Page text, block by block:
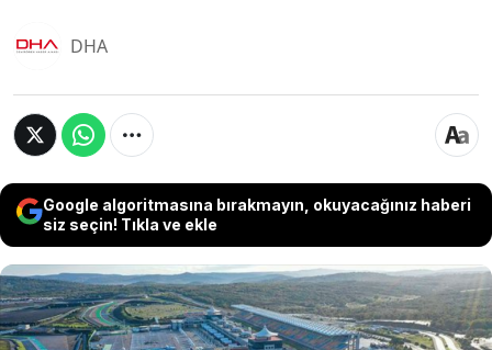
DHA
Google algoritmasına bırakmayın, okuyacağınız haberi
siz seçin! Tıkla ve ekle